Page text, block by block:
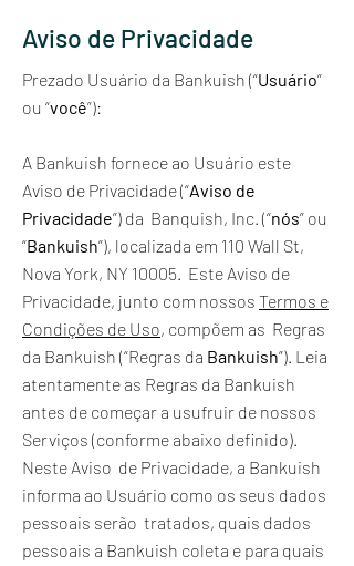
Aviso de Privacidade
Prezado Usuário da Bankuish (“Usuário”
ou “você”):
A Bankuish fornece ao Usuário este
Aviso de Privacidade (“Aviso de
Privacidade”) da Banquish, Inc. (“nós” ou
“Bankuish”), localizada em 110 Wall St,
Nova York, NY 10005. Este Aviso de
Privacidade, junto com nossos Termos e
Condições de Uso, compõem as Regras
da Bankuish (“Regras da Bankuish”). Leia
atentamente as Regras da Bankuish
antes de começar a usufruir de nossos
Serviços (conforme abaixo definido).
Neste Aviso de Privacidade, a Bankuish
informa ao Usuário como os seus dados
pessoais serão tratados, quais dados
pessoais a Bankuish coleta e para quais